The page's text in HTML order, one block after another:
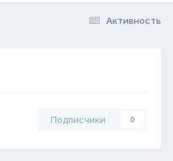
Активность
Подписчики 0